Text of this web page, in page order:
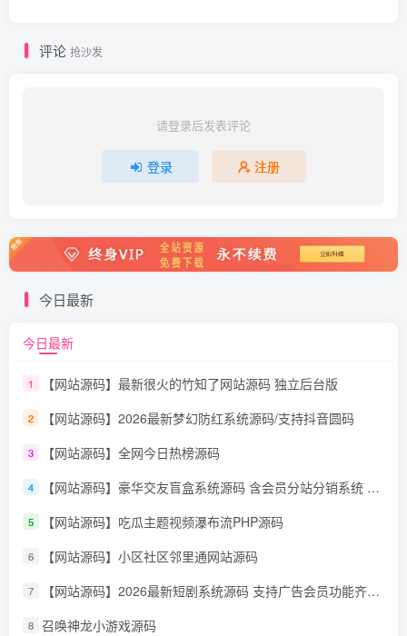
评论 抢沙发
请登录后发表评论
登录 注册
今日最新
今日最新
1 【网站源码】最新很火的竹知了网站源码 独立后台版
2 【网站源码】2026最新梦幻防红系统源码/支持抖音圆码
3 【网站源码】全网今日热榜源码
4 【网站源码】豪华交友盲盒系统源码 含会员分站分销系统 可易支付
5 【网站源码】吃瓜主题视频瀑布流PHP源码
6 【网站源码】小区社区邻里通网站源码
7 【网站源码】2026最新短剧系统源码 支持广告会员功能齐全短剧源码
8 召唤神龙小游戏源码